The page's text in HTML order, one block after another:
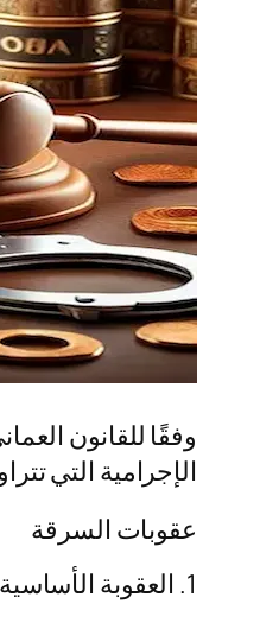
وفقًا للقانون
الإجرامية التي
عقوبات السرقة
1. العقوبة الأساسية